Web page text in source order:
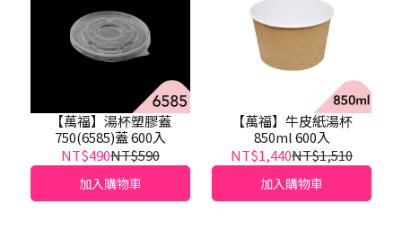
【萬福】湯杯塑膠蓋
750(6585)蓋 600入
NT$490NT$590
加入購物車
【萬福】牛皮紙湯杯
850ml 600入
NT$1,440NT$1,510
加入購物車